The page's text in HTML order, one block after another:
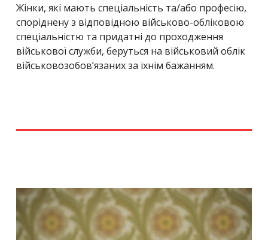
Жінки, які мають спеціальність та/або професію,
споріднену з відповідною військово-обліковою
спеціальністю та придатні до проходження
військової служби, беруться на військовий облік
військовозобов’язаних за їхнім бажанням.